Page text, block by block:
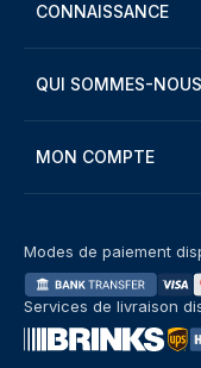
CONNAISSANCE
QUI SOMMES-
MON COMPTE
Modes de paiement
Services de livraison